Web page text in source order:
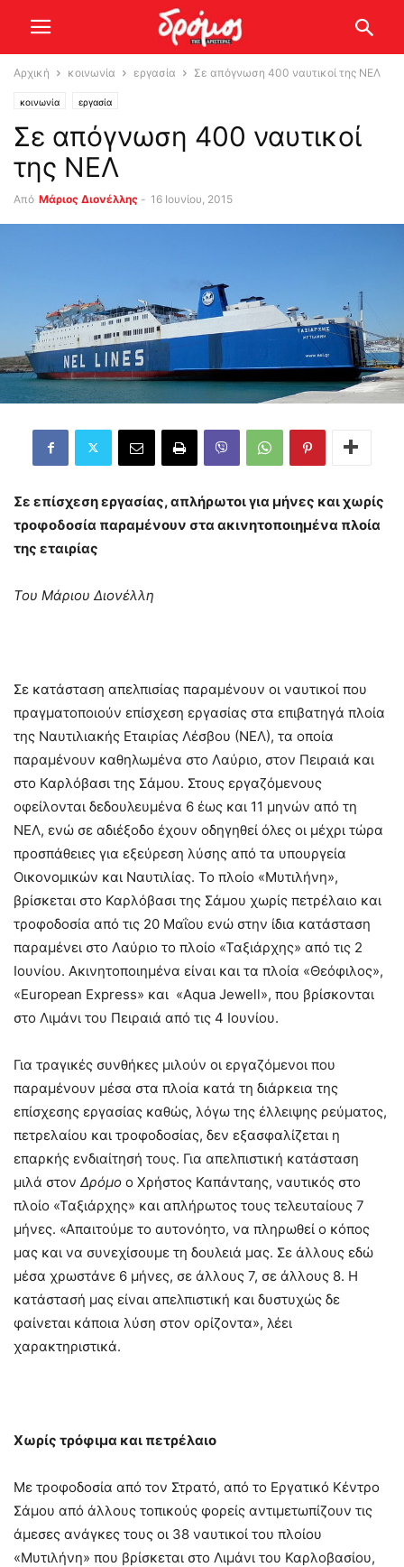
Αρχική κοινωνία εργασία Σε απόγνωση 400 ναυτικοί της ΝΕΛ
κοινωνία εργασία
Σε απόγνωση 400 ναυτικοί
της ΝΕΛ
Από Μάριος Διονέλλης - 16 Ιουνίου, 2015
Σε επίσχεση εργασίας, απλήρωτοι για μήνες και χωρίς
τροφοδοσία παραμένουν στα ακινητοποιημένα πλοία
της εταιρίας
Του Μάριου Διονέλλη
Σε κατάσταση απελπισίας παραμένουν οι ναυτικοί που
πραγματοποιούν επίσχεση εργασίας στα επιβατηγά πλοία
της Ναυτιλιακής Εταιρίας Λέσβου (ΝΕΛ), τα οποία
παραμένουν καθηλωμένα στο Λαύριο, στον Πειραιά και
στο Καρλόβασι της Σάμου. Στους εργαζόμενους
οφείλονται δεδουλευμένα 6 έως και 11 μηνών από τη
ΝΕΛ, ενώ σε αδιέξοδο έχουν οδηγηθεί όλες οι μέχρι τώρα
προσπάθειες για εξεύρεση λύσης από τα υπουργεία
Οικονομικών και Ναυτιλίας. Το πλοίο «Μυτιλήνη»,
βρίσκεται στο Καρλόβασι της Σάμου χωρίς πετρέλαιο και
τροφοδοσία από τις 20 Μαΐου ενώ στην ίδια κατάσταση
παραμένει στο Λαύριο το πλοίο «Ταξιάρχης» από τις 2
Ιουνίου. Ακινητοποιημένα είναι και τα πλοία «Θεόφιλος»,
«European Express» και «Aqua Jewell», που βρίσκονται
στο Λιμάνι του Πειραιά από τις 4 Ιουνίου.
Για τραγικές συνθήκες μιλούν οι εργαζόμενοι που
παραμένουν μέσα στα πλοία κατά τη διάρκεια της
επίσχεσης εργασίας καθώς, λόγω της έλλειψης ρεύματος,
πετρελαίου και τροφοδοσίας, δεν εξασφαλίζεται η
επαρκής ενδιαίτησή τους. Για απελπιστική κατάσταση
μιλά στον Δρόμο ο Χρήστος Καπάνταης, ναυτικός στο
πλοίο «Ταξιάρχης» και απλήρωτος τους τελευταίους 7
μήνες. «Απαιτούμε το αυτονόητο, να πληρωθεί ο κόπος
μας και να συνεχίσουμε τη δουλειά μας. Σε άλλους εδώ
μέσα χρωστάνε 6 μήνες, σε άλλους 7, σε άλλους 8. Η
κατάστασή μας είναι απελπιστική και δυστυχώς δε
φαίνεται κάποια λύση στον ορίζοντα», λέει
χαρακτηριστικά.
Χωρίς τρόφιμα και πετρέλαιο
Με τροφοδοσία από τον Στρατό, από το Εργατικό Κέντρο
Σάμου από άλλους τοπικούς φορείς αντιμετωπίζουν τις
άμεσες ανάγκες τους οι 38 ναυτικοί του πλοίου
«Μυτιλήνη» που βρίσκεται στο Λιμάνι του Καρλοβασίου,